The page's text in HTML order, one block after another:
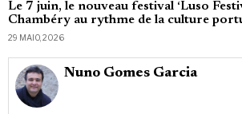
Le 7 juin, le nouveau festival ‘Luso
Chambéry au rythme de la culture
29 MAIO, 2026
Nuno Gomes Garcia